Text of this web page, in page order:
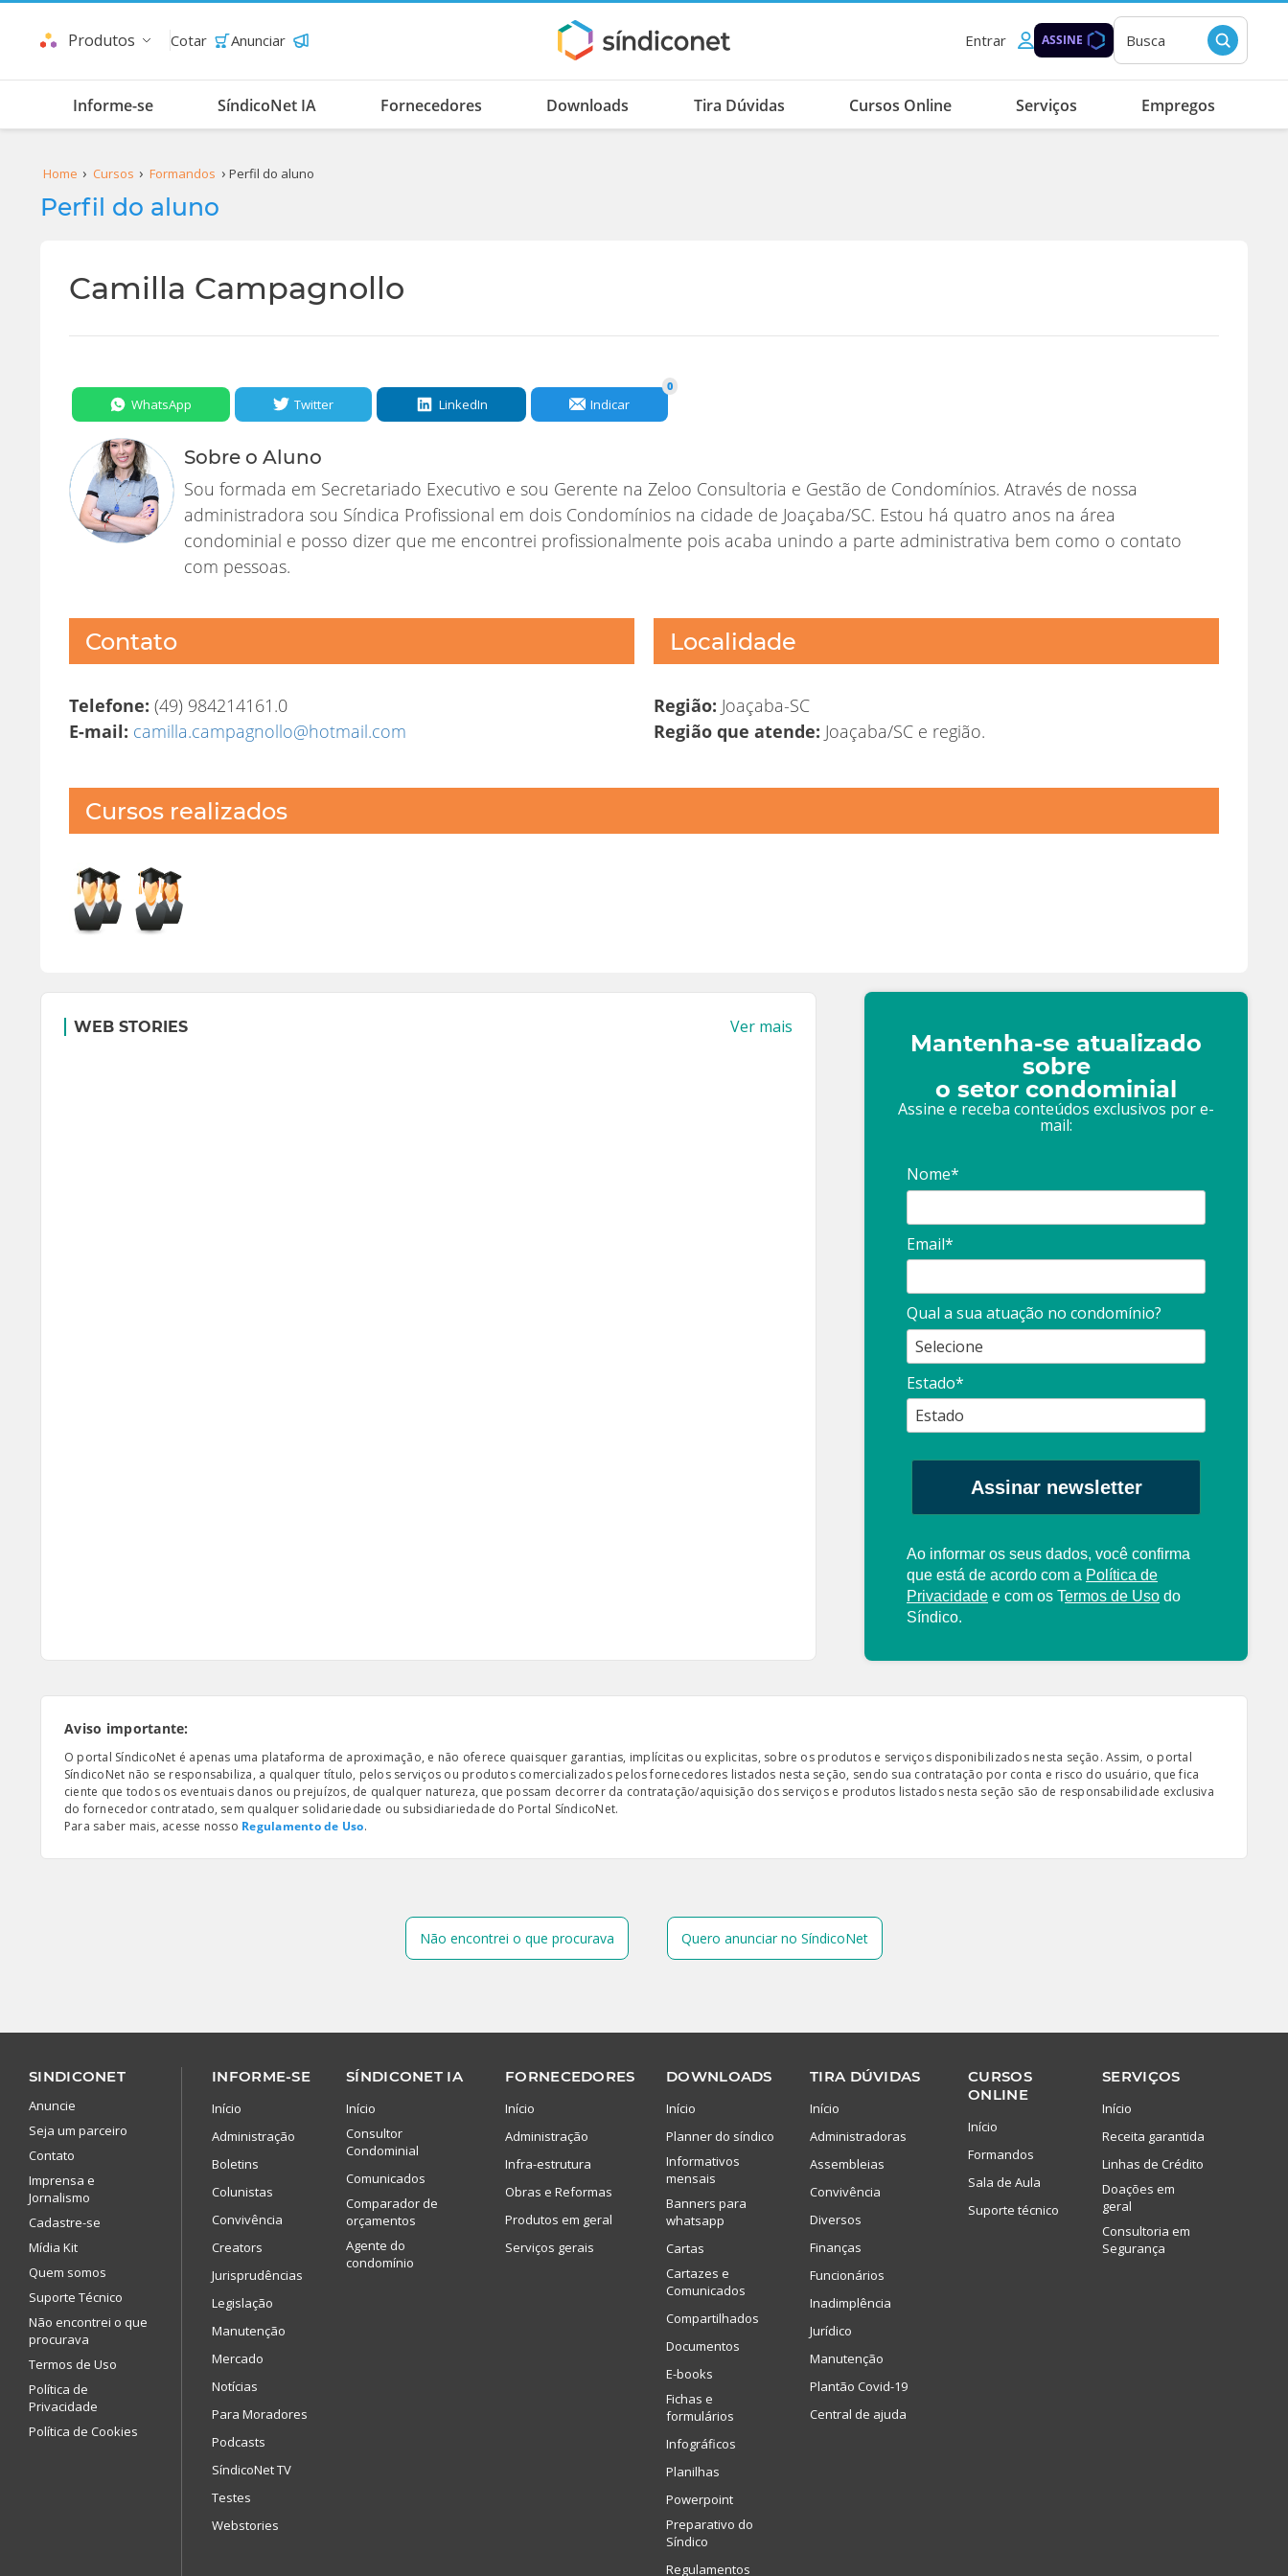
Produtos Cotar Anunciar Entrar ASSINE Busca
Informe-se SíndicoNet IA Fornecedores Downloads Tira Dúvidas Cursos Online Serviços Empregos
Home Cursos Formandos Perfil do aluno
Perfil do aluno
Camilla Campagnollo
WhatsApp Twitter LinkedIn Indicar
0
Sobre o Aluno
Sou formada em Secretariado Executivo e sou Gerente na Zeloo Consultoria e Gestão de Condomínios. Através de nossa
administradora sou Síndica Profissional em dois Condomínios na cidade de Joaçaba/SC. Estou há quatro anos na área
condominial e posso dizer que me encontrei profissionalmente pois acaba unindo a parte administrativa bem como o contato
com pessoas.
Contato
Telefone: (49) 984214161.0
E-mail: camilla.campagnollo@hotmail.com
Localidade
Região: Joaçaba-SC
Região que atende: Joaçaba/SC e região.
Cursos realizados
WEB STORIES Ver mais
Mantenha-se atualizado
sobre
o setor condominial
Assine e receba conteúdos exclusivos por e-
mail:
Nome*
Email*
Qual a sua atuação no condomínio?
Estado*
Assinar newsletter
Ao informar os seus dados, você confirma
que está de acordo com a Política de
Privacidade e com os Termos de Uso do
Síndico.
Aviso importante:
O portal SíndicoNet é apenas uma plataforma de aproximação, e não oferece quaisquer garantias, implícitas ou explicitas, sobre os produtos e serviços disponibilizados nesta seção. Assim, o portal
SíndicoNet não se responsabiliza, a qualquer título, pelos serviços ou produtos comercializados pelos fornecedores listados nesta seção, sendo sua contratação por conta e risco do usuário, que fica
ciente que todos os eventuais danos ou prejuízos, de qualquer natureza, que possam decorrer da contratação/aquisição dos serviços e produtos listados nesta seção são de responsabilidade exclusiva
do fornecedor contratado, sem qualquer solidariedade ou subsidiariedade do Portal SíndicoNet.
Para saber mais, acesse nosso Regulamento de Uso.
Não encontrei o que procurava Quero anunciar no SíndicoNet
SINDICONET
Anuncie
Seja um parceiro
Contato
Imprensa e
Jornalismo
Cadastre-se
Mídia Kit
Quem somos
Suporte Técnico
Não encontrei o que
procurava
Termos de Uso
Política de
Privacidade
Política de Cookies
INFORME-SE
Início
Administração
Boletins
Colunistas
Convivência
Creators
Jurisprudências
Legislação
Manutenção
Mercado
Notícias
Para Moradores
Podcasts
SíndicoNet TV
Testes
Webstories
SÍNDICONET IA
Início
Consultor
Condominial
Comunicados
Comparador de
orçamentos
Agente do
condomínio
FORNECEDORES
Início
Administração
Infra-estrutura
Obras e Reformas
Produtos em geral
Serviços gerais
DOWNLOADS
Início
Planner do síndico
Informativos
mensais
Banners para
whatsapp
Cartas
Cartazes e
Comunicados
Compartilhados
Documentos
E-books
Fichas e
formulários
Infográficos
Planilhas
Powerpoint
Preparativo do
Síndico
Regulamentos
TIRA DÚVIDAS
Início
Administradoras
Assembleias
Convivência
Diversos
Finanças
Funcionários
Inadimplência
Jurídico
Manutenção
Plantão Covid-19
Central de ajuda
CURSOS
ONLINE
Início
Formandos
Sala de Aula
Suporte técnico
SERVIÇOS
Início
Receita garantida
Linhas de Crédito
Doações em
geral
Consultoria em
Segurança